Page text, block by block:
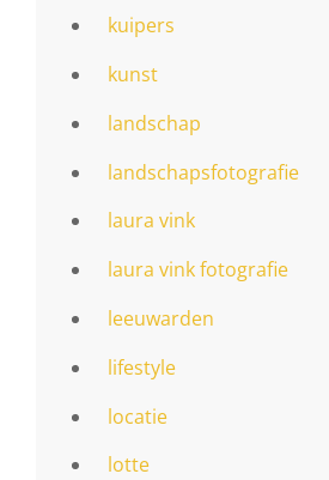
kuipers
kunst
landschap
landschapsfotografie
laura vink
laura vink fotografie
leeuwarden
lifestyle
locatie
lotte